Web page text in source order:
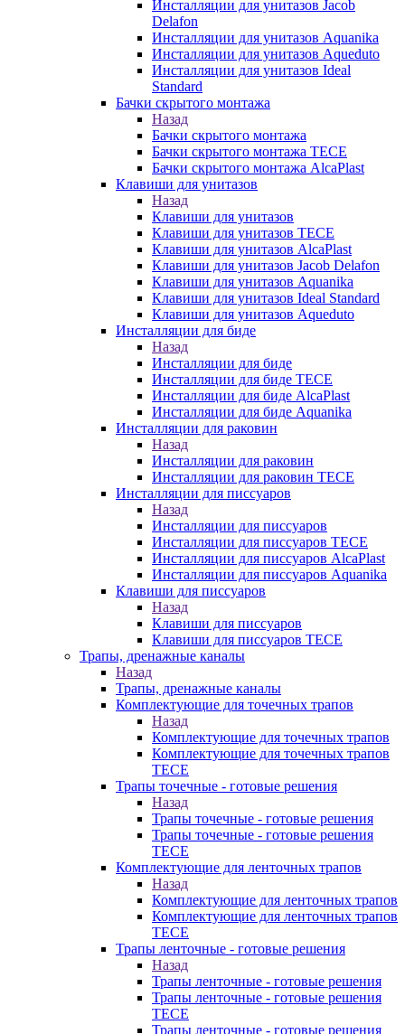
Инсталляции для унитазов Jacob
Delafon
Инсталляции для унитазов Aquanika
Инсталляции для унитазов Aqueduto
Инсталляции для унитазов Ideal
Standard
Бачки скрытого монтажа
Назад
Бачки скрытого монтажа
Бачки скрытого монтажа TECE
Бачки скрытого монтажа AlcaPlast
Клавиши для унитазов
Назад
Клавиши для унитазов
Клавиши для унитазов TECE
Клавиши для унитазов AlcaPlast
Клавиши для унитазов Jacob Delafon
Клавиши для унитазов Aquanika
Клавиши для унитазов Ideal Standard
Клавиши для унитазов Aqueduto
Инсталляции для биде
Назад
Инсталляции для биде
Инсталляции для биде TECE
Инсталляции для биде AlcaPlast
Инсталляции для биде Aquanika
Инсталляции для раковин
Назад
Инсталляции для раковин
Инсталляции для раковин TECE
Инсталляции для писсуаров
Назад
Инсталляции для писсуаров
Инсталляции для писсуаров TECE
Инсталляции для писсуаров AlcaPlast
Инсталляции для писсуаров Aquanika
Клавиши для писсуаров
Назад
Клавиши для писсуаров
Клавиши для писсуаров TECE
Трапы, дренажные каналы
Назад
Трапы, дренажные каналы
Комплектующие для точечных трапов
Назад
Комплектующие для точечных трапов
Комплектующие для точечных трапов
TECE
Трапы точечные - готовые решения
Назад
Трапы точечные - готовые решения
Трапы точечные - готовые решения
TECE
Комплектующие для ленточных трапов
Назад
Комплектующие для ленточных трапов
Комплектующие для ленточных трапов
TECE
Трапы ленточные - готовые решения
Назад
Трапы ленточные - готовые решения
Трапы ленточные - готовые решения
TECE
Трапы ленточные - готовые решения